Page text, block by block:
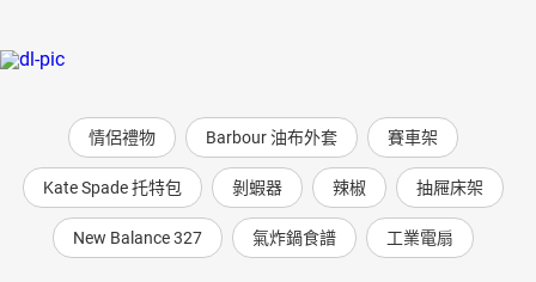
情侶禮物 Barbour 油布外套 賽車架
Kate Spade 托特包 剝蝦器 辣椒 抽屜床架
New Balance 327 氣炸鍋食譜 工業電扇